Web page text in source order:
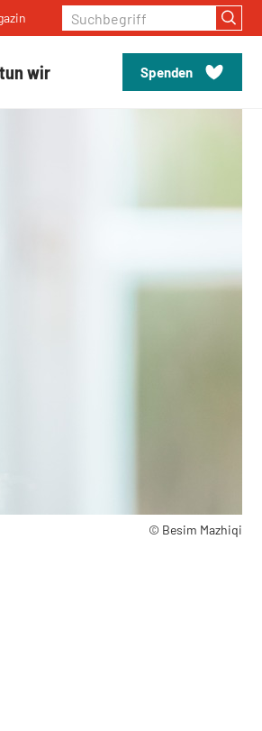
wir Spenden
Suchbegriff
© Besim Mazhiqi